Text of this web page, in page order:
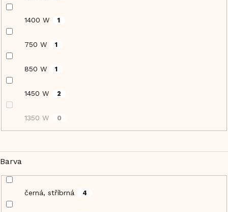
1400 W 1
750 W 1
850 W 1
1450 W 2
1350 W 0
Barva
černá, stříbrná 4